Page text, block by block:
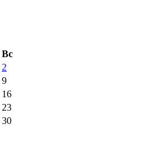
Вс
2
9
16
23
30